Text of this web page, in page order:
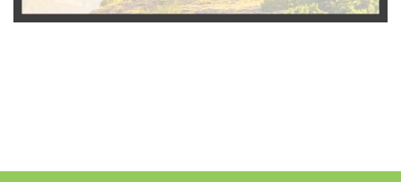
SCOPRI L'OFFERTA